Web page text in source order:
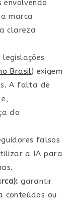
envolvendo
marca
clareza
legislações
Brasil) exigem
A falta de
do
falsos
a IA para
garantir
conteúdos ou